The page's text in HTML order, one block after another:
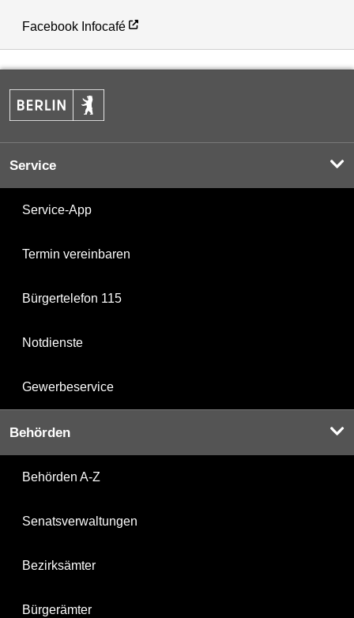
Facebook Infocafé
Service
Service-App
Termin vereinbaren
Bürgertelefon 115
Notdienste
Gewerbeservice
Behörden
Behörden A-Z
Senatsverwaltungen
Bezirksämter
Bürgerämter